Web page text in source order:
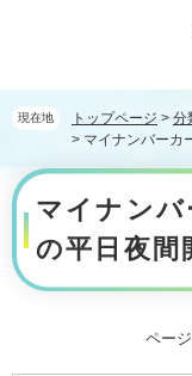
す。
し
文
現在地 トップページ > 分
> マイナンバーカ
本
文
マイナン
の平日夜間
ペー